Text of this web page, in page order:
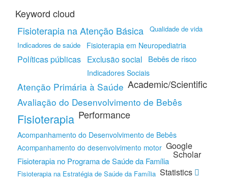
Keyword cloud
Fisioterapia na Atenção Básica
Qualidade de vida
Indicadores de saúde
Fisioterapia em Neuropediatria
Políticas públicas Exclusão social Bebês de risco
Indicadores Sociais
Atenção Primária à Saúde
Avaliação do Desenvolvimento de Bebês
Fisioterapia
Acompanhamento do Desenvolvimento de Bebês
Acompanhamento do desenvolvimento motor
Fisioterapia no Programa de Saúde da Família
Fisioterapia na Estratégia de Saúde da Família
Academic/Scientific
Performance
Google
Scholar
Statistics